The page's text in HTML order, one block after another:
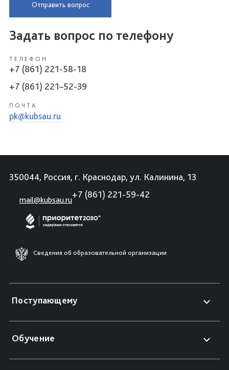
Отправить вопрос
Задать вопрос по телефону
ТЕЛЕФОН
+7 (861) 221-58-18
+7 (861) 221–52-39
ПОЧТА
pk@kubsau.ru
350044, Россия, г. Краснодар, ул. Калинина, 13
mail@kubsau.ru
+7 (861) 221-59-42
Сведения об образовательной организации
Поступающему
Обучение